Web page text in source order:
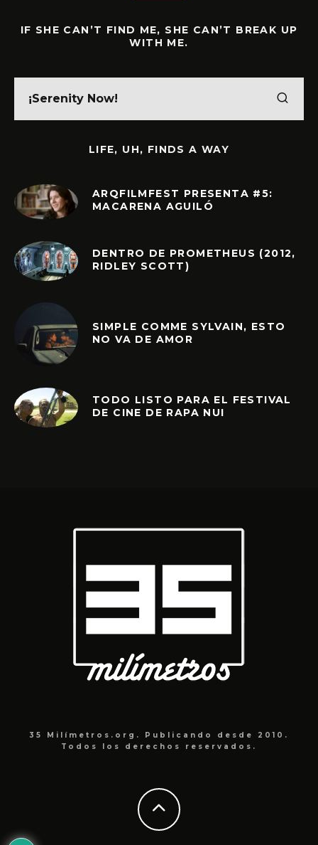
IF SHE CAN’T FIND ME, SHE CAN’T BREAK UP
WITH ME.
LIFE, UH, FINDS A WAY
ARQFILMFEST PRESENTA #5:
MACARENA AGUILÓ
DENTRO DE PROMETHEUS (2012,
RIDLEY SCOTT)
SIMPLE COMME SYLVAIN, ESTO
NO VA DE AMOR
TODO LISTO PARA EL FESTIVAL
DE CINE DE RAPA NUI
35 Milímetros.org. Publicando desde 2010.
Todos los derechos reservados.